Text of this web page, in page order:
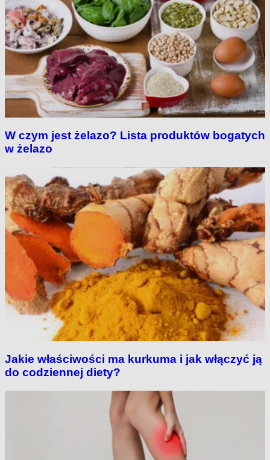
W czym jest żelazo? Lista produktów bogatych
w żelazo
Jakie właściwości ma kurkuma i jak włączyć ją
do codziennej diety?